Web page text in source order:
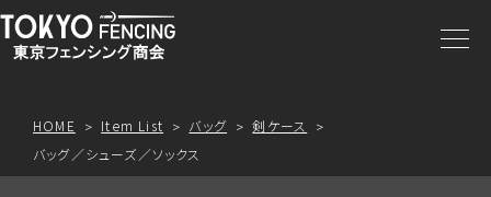
商品一覧
アクセス
HOME Item List バッグ
剣ケース
バッグ／シューズ／ソックス